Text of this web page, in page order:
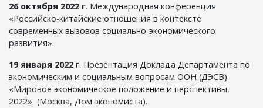
26 октября 2022 г. Международная конференция
«Российско-китайские отношения в контексте
современных вызовов социально-экономического
развития».
19 января 2022 г. Презентация Доклада Департамента по
экономическим и социальным вопросам ООН (ДЭСВ)
«Мировое экономическое положение и перспективы,
2022» (Москва, Дом экономиста).